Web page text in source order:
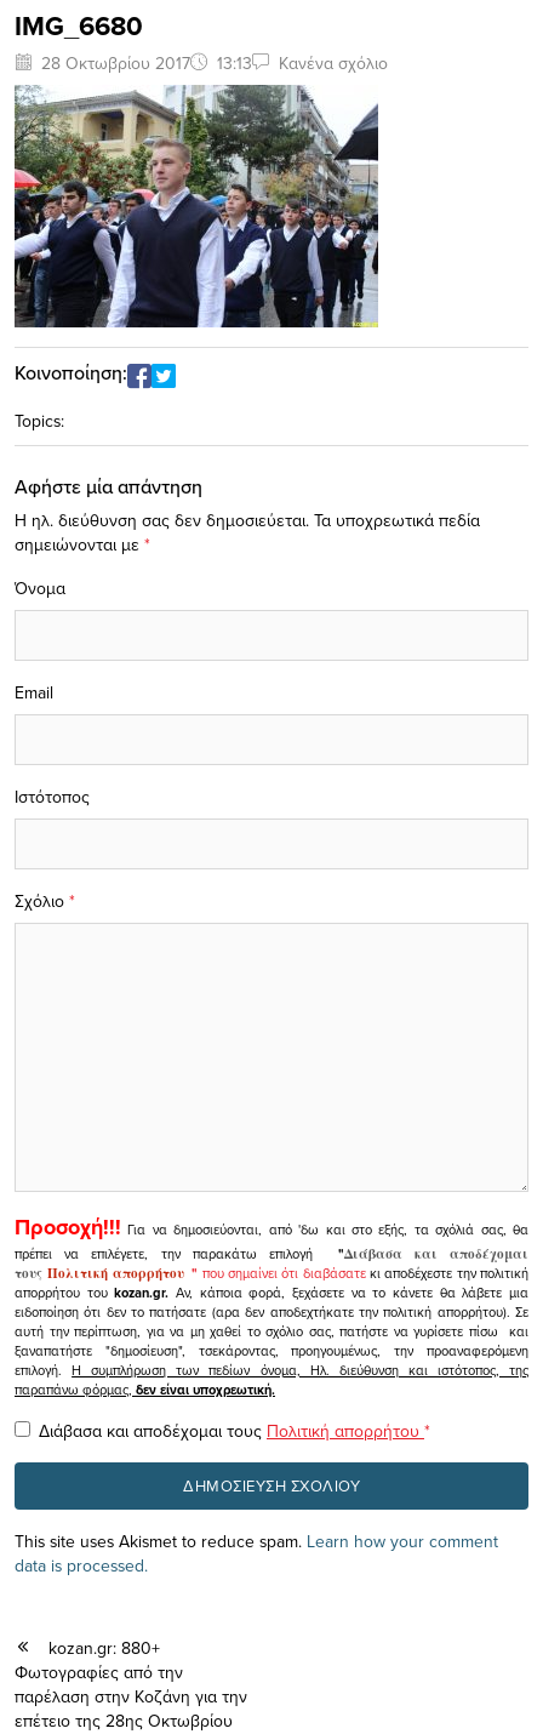
IMG_6680
28 Οκτωβρίου 2017 13:13 Κανένα σχόλιο
Κοινοποίηση:
Topics:
Αφήστε μία απάντηση
Η ηλ. διεύθυνση σας δεν δημοσιεύεται. Τα υποχρεωτικά πεδία
σημειώνονται με *
Σχόλιο *
Όνομα
Email
Ιστότοπος
Προσοχή!!! Για να δημοσιεύονται, από 'δω και στο εξής, τα σχόλιά σας, θα
πρέπει να επιλέγετε, την παρακάτω επιλογή
"Διάβασα και αποδέχομαι
τουςΠολιτική απορρήτου" που σημαίνει ότι διαβάσατεκι αποδέχεστε την πολιτική
απορρήτου τουkozan.gr. Αν, κάποια φορά, ξεχάσετε να το κάνετε θα λάβετε μια
ειδοποίηση ότι δεν το πατήσατε (αρα δεν αποδεχτήκατε την πολιτική απορρήτου). Σε
αυτή την περίπτωση, για να μη χαθεί το σχόλιο σας, πατήστε να γυρίσετε πίσω και
ξαναπατήστε "δημοσίευση", τσεκάροντας, προηγουμένως, την προαναφερόμενη
επιλογή.Η συμπλήρωση των πεδίων όνομα, Ηλ. διεύθυνση και ιστότοπος, της
παραπάνω φόρμας, δεν είναι υποχρεωτική.
Διάβασα και αποδέχομαι τους Πολιτική απορρήτου *
This site uses Akismet to reduce spam. Learn how your comment
data is processed.
kozan.gr: 880+
Φωτογραφίες από την
παρέλαση στην Κοζάνη για την
επέτειο της 28ης Οκτωβρίου